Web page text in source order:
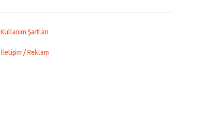
Kullanım Şartları
İletişim / Reklam